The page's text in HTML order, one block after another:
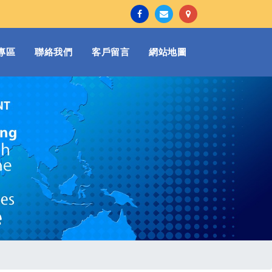
區 聯絡我們 客戶留言 網站地圖